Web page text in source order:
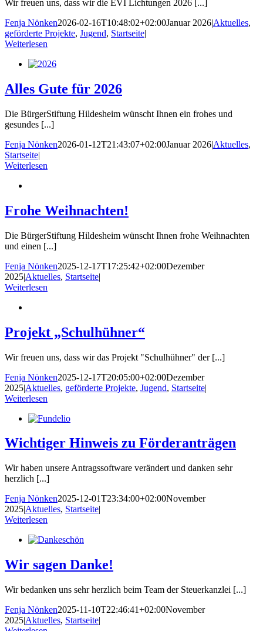
Wir freuen uns, dass wir die EVI Lichtungen 2026 [...]
Fenja Nönken2026-02-16T10:48:02+02:00Januar 2026|Aktuelles,
geförderte Projekte, Jugend, Startseite|
Weiterlesen
Alles Gute für 2026
Die BürgerStiftung Hildesheim wünscht Ihnen ein frohes und
gesundes [...]
Fenja Nönken2026-01-12T21:43:07+02:00Januar 2026|Aktuelles,
Startseite|
Weiterlesen
Frohe Weihnachten!
Die BürgerStiftung Hildesheim wünscht Ihnen frohe Weihnachten
und einen [...]
Fenja Nönken2025-12-17T17:25:42+02:00Dezember
2025|Aktuelles, Startseite|
Weiterlesen
Projekt „Schulhühner“
Wir freuen uns, dass wir das Projekt "Schulhühner" der [...]
Fenja Nönken2025-12-17T20:05:00+02:00Dezember
2025|Aktuelles, geförderte Projekte, Jugend, Startseite|
Weiterlesen
Wichtiger Hinweis zu Förderanträgen
Wir haben unsere Antragssoftware verändert und danken sehr
herzlich [...]
Fenja Nönken2025-12-01T23:34:00+02:00November
2025|Aktuelles, Startseite|
Weiterlesen
Wir sagen Danke!
Wir bedanken uns sehr herzlich beim Team der Steuerkanzlei [...]
Fenja Nönken2025-11-10T22:46:41+02:00November
2025|Aktuelles, Startseite|